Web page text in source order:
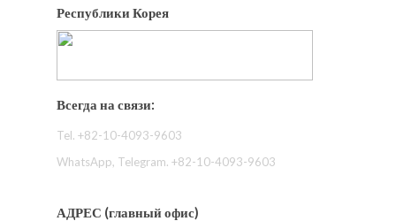
Республики Корея
Всегда на связи:
Tel. +82-10-4093-9603
WhatsApp, Telegram. +82-10-4093-9603
АДРЕС (главный офис)